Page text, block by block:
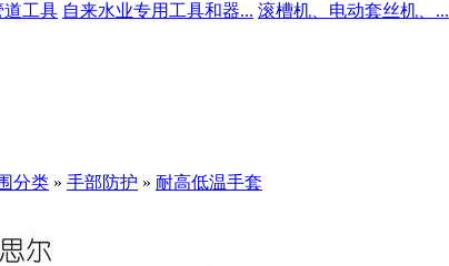
道工具 自来水业专用工具和器... 滚槽机、电动套丝机、...
分类 » 手部防护 » 耐高低温手套